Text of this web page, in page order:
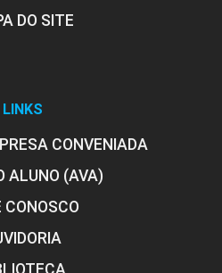
DO SITE
LINKS
CONVENIADA
ALUNO (AVA)
CONOSCO